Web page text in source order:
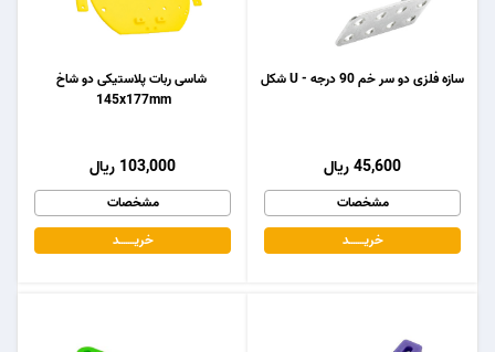
شاسی ربات پلاستیکی دو شاخ
145x177mm
103,000 ریال
مشخصات
خریـــــــد
سازه فلزی دو سر خم 90 درجه - U شکل
45,600 ریال
مشخصات
خریـــــــد